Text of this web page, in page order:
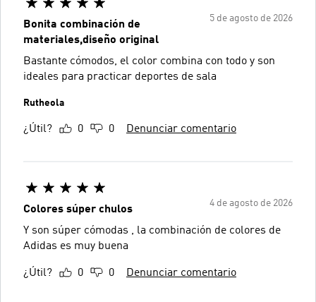
5 de agosto de 2026
Bonita combinación de
materiales,diseño original
Bastante cómodos, el color combina con todo y son
ideales para practicar deportes de sala
Rutheola
¿Útil? 0 0 Denunciar comentario
4 de agosto de 2026
Colores súper chulos
Y son súper cómodas , la combinación de colores de
Adidas es muy buena
¿Útil? 0 0 Denunciar comentario